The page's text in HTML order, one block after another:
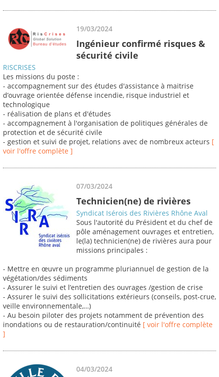
19/03/2024
Ingénieur confirmé risques &
sécurité civile
RISCRISES
Les missions du poste :
- accompagnement sur des études d'assistance à maitrise
d’ouvrage orientée défense incendie, risque industriel et
technologique
- réalisation de plans et d'études
- accompagnement à l'organisation de politiques générales de
protection et de sécurité civile
- gestion et suivi de projet, relations avec de nombreux acteurs [
voir l'offre complète ]
07/03/2024
Technicien(ne) de rivières
Syndicat Isérois des Rivières Rhône Aval
Sous l'autorité du Président et du chef de
pôle aménagement ouvrages et entretien,
le(la) technicien(ne) de rivières aura pour
missions principales :
- Mettre en œuvre un programme pluriannuel de gestion de la
végétation/des sédiments
- Assurer le suivi et l’entretien des ouvrages /gestion de crise
- Assurer le suivi des sollicitations extérieurs (conseils, post-crue,
veille environnementale,…)
- Au besoin piloter des projets notamment de prévention des
inondations ou de restauration/continuité [ voir l'offre complète
]
04/03/2024